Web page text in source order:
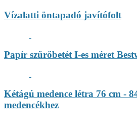
Vízalatti öntapadó javítófolt
Papír szűrőbetét I-es méret
Kétágú medence létra 76 cm -
medencékhez